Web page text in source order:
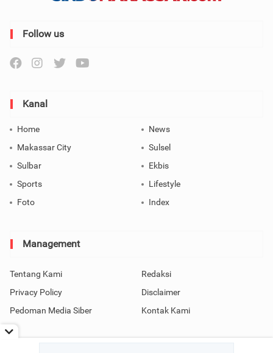
Follow us
Kanal
Home
News
Makassar City
Sulsel
Sulbar
Ekbis
Sports
Lifestyle
Foto
Index
Management
Tentang Kami
Redaksi
Privacy Policy
Disclaimer
Pedoman Media Siber
Kontak Kami